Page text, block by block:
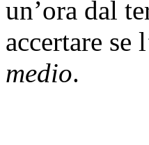
un’ora dal
accertare se
medio.